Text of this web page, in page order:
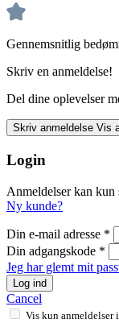
Gennemsnitlig
Skriv en anmeldelse!
Del dine oplevelser
Skriv anmeldelse Vis
Login
Anmeldelser kan
Ny kunde?
Din e-mail adresse *
Din adgangskode *
Jeg har glemt mit
Log ind
Cancel
Vis kun anmeldelser